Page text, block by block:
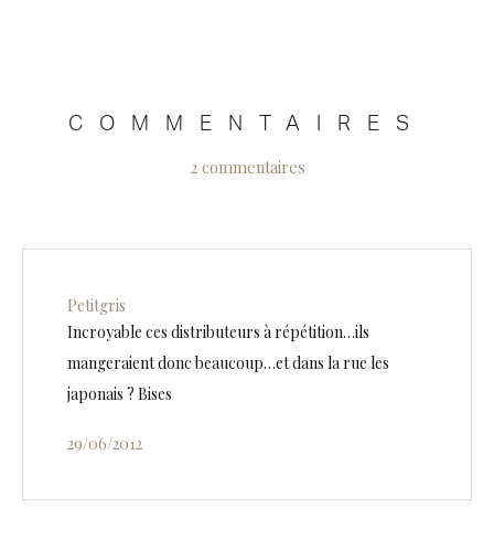
COMMENTAIRES
2 commentaires
Petitgris
Incroyable ces distributeurs à répétition…ils
mangeraient donc beaucoup…et dans la rue les
japonais ? Bises
29/06/2012